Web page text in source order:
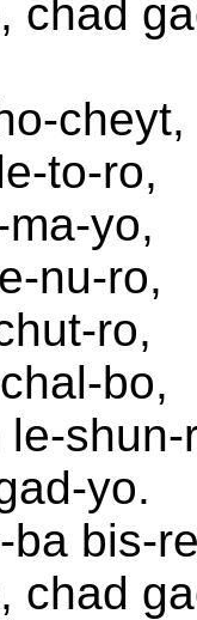
chad
cheyt,
to-ro,
yo,
nu-ro,
ro,
bo,
le-shun-
yo.
ba bis-
chad